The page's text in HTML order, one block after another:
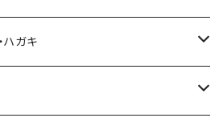
ハガキ